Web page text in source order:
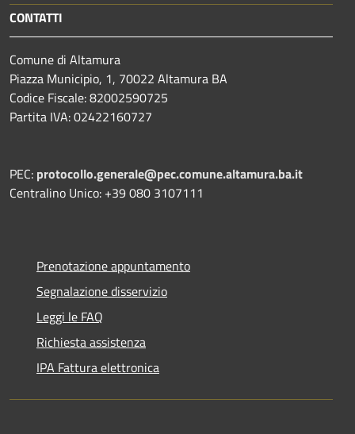
CONTATTI
Comune di Altamura
Piazza Municipio, 1, 70022 Altamura BA
Codice Fiscale: 82002590725
Partita IVA: 02422160727
PEC: protocollo.generale@pec.comune.altamura.ba.it
Centralino Unico: +39 080 3107111
Prenotazione appuntamento
Segnalazione disservizio
Leggi le FAQ
Richiesta assistenza
IPA Fattura elettronica